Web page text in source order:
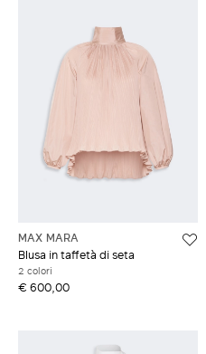
MAX MARA
Blusa in taffetà di seta
2 colori
€ 600,00